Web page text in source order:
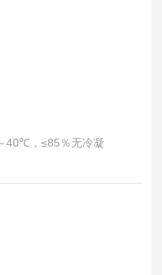
作环境：5～40℃，≤85％无冷凝